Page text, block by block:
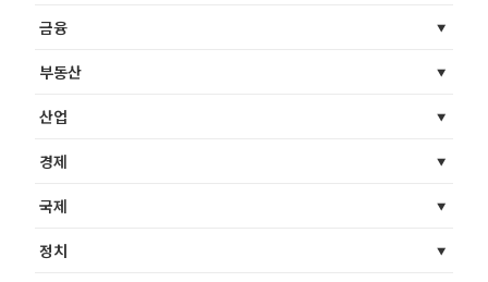
금융
부동산
산업
경제
국제
정치